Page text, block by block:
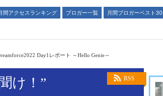
間アクセスランキング ブロガー一覧
月間ブロガーベスト30
Day1レポート ～Hello Genie～
RSS
け！”